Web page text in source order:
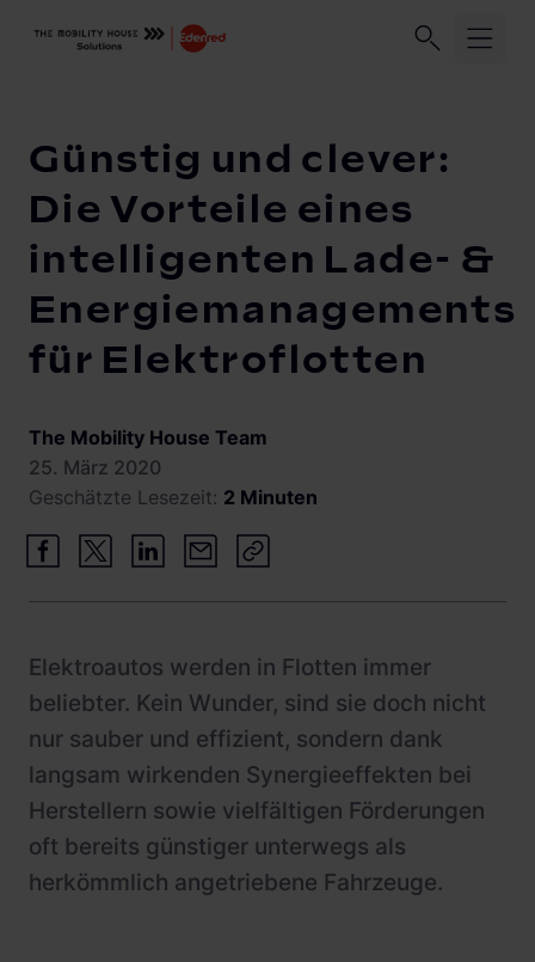
Branchen
Unternehmensflotten
Logistikflotten
Autohandel
Stadtwerke und Energieversorger
Gewerbeimmobilien
Wohnimmobilien
Busflotten
Hotels
Leasinggesellschaften
Fachplaner:innen
Migration
Lösungen und Services
Abrechnungsmanagement
Lastmanagement
Solarmanagement
ChargePilot®
Lastmanagement und Ladelogik
Schnittstellen
Systemarchitektur
Product Updates
Knowledge Center
Vehicle-to-Grid
Referenzen
Günstig und clever:
Die Vorteile eines
intelligenten Lade- &
Energiemanagements
für Elektroflotten
The Mobility House Team
25. März 2020
Geschätzte Lesezeit: 2 Minuten
Elektroautos werden in Flotten immer
beliebter. Kein Wunder, sind sie doch nicht
nur sauber und effizient, sondern dank
langsam wirkenden Synergieeffekten bei
Herstellern sowie vielfältigen Förderungen
oft bereits günstiger unterwegs als
herkömmlich angetriebene Fahrzeuge.